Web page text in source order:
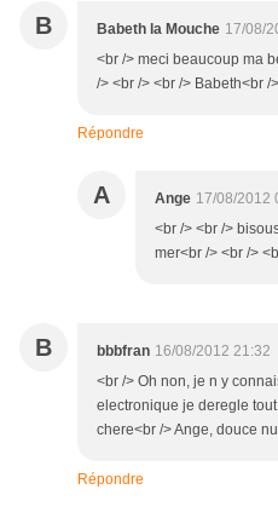
B Babeth la Mouche 17/08/
<br /> meci beaucoup ma
/> <br /> <br /> Babeth<br />
Répondre
A Ange 17/08/2012
<br /> <br />
mer<br /> <br />
B bbbfran 16/08/2012 21:32
<br /> Oh non, je n y
electronique je deregle
chere<br /> Ange, douce
Répondre